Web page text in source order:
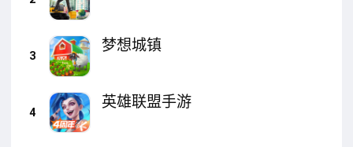
3
梦想城镇
4
英雄联盟手游